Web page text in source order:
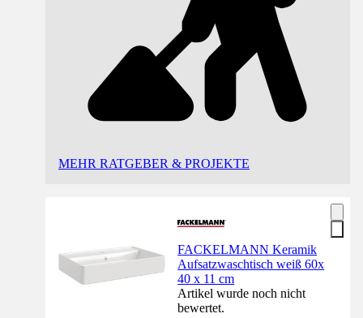
MEHR RATGEBER & PROJEKTE
FACKELMANN Keramik
Aufsatzwaschtisch weiß 60x
40 x 11 cm
Artikel wurde noch nicht
bewertet.